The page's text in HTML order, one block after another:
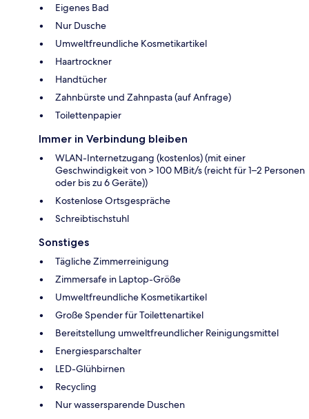
Eigenes Bad
Nur Dusche
Umweltfreundliche Kosmetikartikel
Haartrockner
Handtücher
Zahnbürste und Zahnpasta (auf Anfrage)
Toilettenpapier
Immer in Verbindung bleiben
WLAN-Internetzugang (kostenlos) (mit einer
Geschwindigkeit von > 100 MBit/s (reicht für 1–2 Personen
oder bis zu 6 Geräte))
Kostenlose Ortsgespräche
Schreibtischstuhl
Sonstiges
Tägliche Zimmerreinigung
Zimmersafe in Laptop-Größe
Umweltfreundliche Kosmetikartikel
Große Spender für Toilettenartikel
Bereitstellung umweltfreundlicher Reinigungsmittel
Energiesparschalter
LED-Glühbirnen
Recycling
Nur wassersparende Duschen